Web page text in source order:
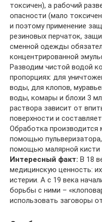
токсичен), а рабочий
опасности (мало
и поэтому применение
резиновых перчаток,
сменной одежды
концентрированной
Разводим чистой водой
пропорциях: для
воды, для клопов,
воды, комары и блохи 3
раствора зависит от
поверхности и
Обработка производится
помощью
помощью малярной кисти
Интересный факт: В 18
медицинскую ценность:
истерии. А с 19 века
борьбы с ними –
использовать заговоры